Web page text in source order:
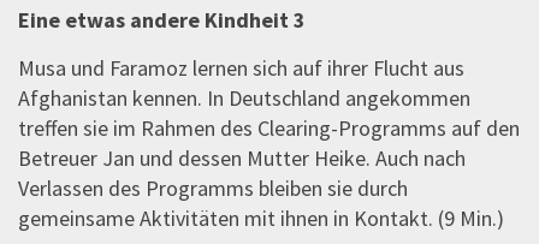
Eine etwas andere Kindheit 3
Musa und Faramoz lernen sich auf ihrer Flucht aus
Afghanistan kennen. In Deutschland angekommen
treffen sie im Rahmen des Clearing-Programms auf den
Betreuer Jan und dessen Mutter Heike. Auch nach
Verlassen des Programms bleiben sie durch
gemeinsame Aktivitäten mit ihnen in Kontakt. (9 Min.)